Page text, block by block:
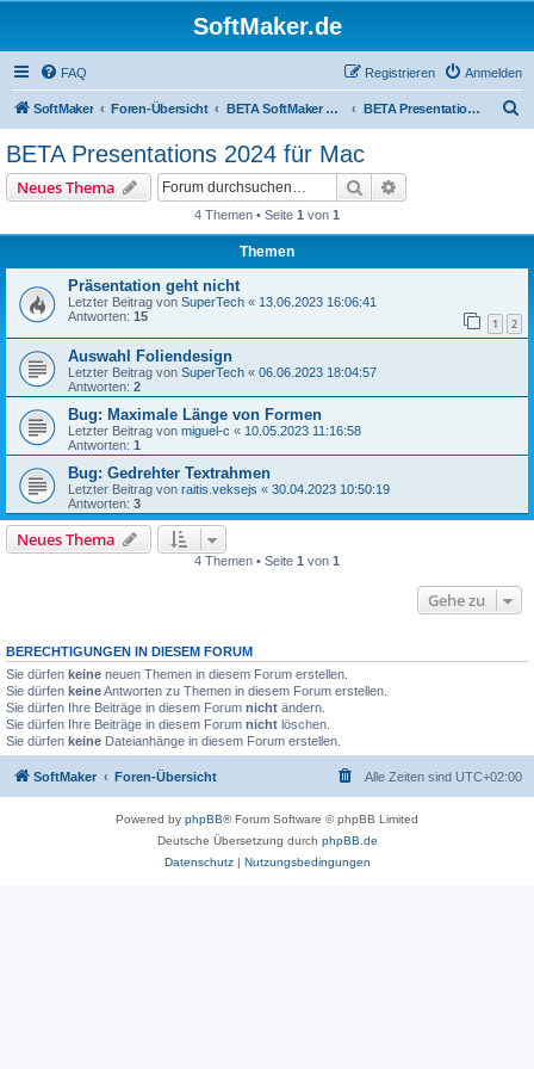
SoftMaker.de
FAQ Anmelden
Registrieren
SoftMaker Foren-Übersicht BETA SoftMaker Office 2024 für Mac BETA Presentations 2024 für Mac
BETA Presentations 2024 für Mac
Neues Thema Suche
4 Themen • Seite 1 von 1
Themen
Präsentation geht nicht
Letzter Beitrag von SuperTech « 13.06.2023 16:06:41
Antworten: 15 1 2
Auswahl Foliendesign
Letzter Beitrag von SuperTech « 06.06.2023 18:04:57
Antworten: 2
Bug: Maximale Länge von Formen
Letzter Beitrag von miguel-c « 10.05.2023 11:16:58
Antworten: 1
Bug: Gedrehter Textrahmen
Letzter Beitrag von raitis.veksejs « 30.04.2023 10:50:19
Antworten: 3
Neues Thema
4 Themen • Seite 1 von 1
Gehe zu
BERECHTIGUNGEN IN DIESEM FORUM
Sie dürfen keine neuen Themen in diesem Forum erstellen.
Sie dürfen keineAntworten zu Themen in diesem Forum erstellen.
Sie dürfen Ihre Beiträge in diesem Forum nicht ändern.
Sie dürfen Ihre Beiträge in diesem Forum nicht löschen.
Sie dürfen keine Dateianhänge in diesem Forum erstellen.
SoftMaker Foren-Übersicht Alle Zeiten sind UTC+02:00
Powered by phpBB® Forum Software © phpBB Limited
Deutsche Übersetzung durch phpBB.de
Datenschutz| Nutzungsbedingungen